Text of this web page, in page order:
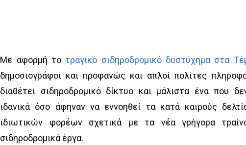
Με αφορμή το τραγικό σιδηροδρομικό δυστύχημα στα
δημοσιογράφοι και προφανώς και απλοί πολίτες
διαθέτει σιδηροδρομικό δίκτυο και μάλιστα ένα που
ιδανικά όσο άφηναν να εννοηθεί τα κατά καιρούς
ιδιωτικών φορέων σχετικά με τα νέα γρήγορα
σιδηροδρομικά έργα.